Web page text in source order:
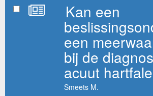
Kan een
een
bij de
acuut
Smeets M.